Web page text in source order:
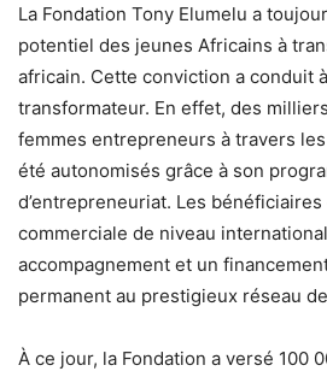
La Fondation Tony Elumelu a
potentiel des jeunes Africains à
africain. Cette conviction a conduit
transformateur. En effet, des
femmes entrepreneurs à travers
été autonomisés grâce à son
d’entrepreneuriat. Les
commerciale de niveau
accompagnement et un
permanent au prestigieux réseau
À ce jour, la Fondation a versé 100